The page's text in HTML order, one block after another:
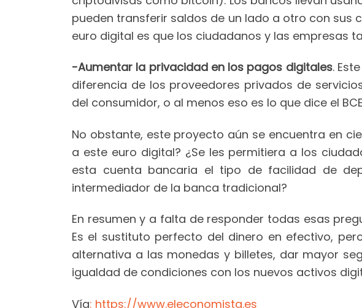
pueden transferir saldos de un lado a otro con sus
euro digital es que los ciudadanos y las empresas
-Aumentar la privacidad en los pagos digitales.
diferencia de los proveedores privados de
del consumidor, o al menos eso es lo que dice el
No obstante, este proyecto aún se encuentra en
a este euro digital? ¿Se les permitiera a los
esta cuenta bancaria el tipo de facilidad de
intermediador de la banca tradicional?
En resumen y a falta de responder todas esas
Es el sustituto perfecto del dinero en efectivo,
alternativa a las monedas y billetes, dar mayor
igualdad de condiciones con los nuevos activos
Vía: https://www.eleconomista.es